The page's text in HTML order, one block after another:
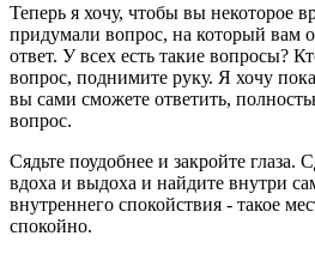
Теперь я хочу, чтобы вы некоторое
придумали вопрос, на который вам
ответ. У всех есть такие вопросы?
вопрос, поднимите руку. Я хочу
вы сами сможете ответить,
вопрос.
Сядьте поудобнее и закройте глаза.
вдоха и выдоха и найдите внутри
внутреннего спокойствия - такое
спокойно.